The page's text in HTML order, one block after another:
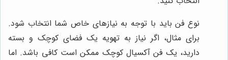
نوع فن باید با توجه به نیازهای خاص شما انتخاب شود.
برای مثال، اگر نیاز به تهویه یک فضای کوچک و بسته
دارید، یک فن آکسیال کوچک ممکن است کافی باشد. اما